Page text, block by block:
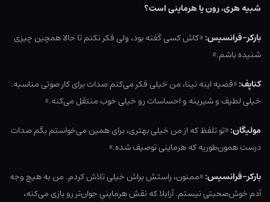
شبیه هری، رون یا هرماینی است؟
بارکر-فرانسیس:«کاش کسی گفته بود، ولی فکر نکنم تا حالا همچین چیزی
شنیده باشم.»
کناپف:«قضیه اینه نینا، من خیلی فکر می‌کنم صدات برای کار صوتی مناسبه.
خیلی لطیف و شیرینه و احساسات رو خیلی خوب منتقل می‌کنه.»
مولیگان:«تو تلفظ که از من خیلی بهتری، برای همین می‌خواستم بگم صدات
درست همون‌طوریه که هرماینی توصیف شده.»
بارکر-فرانسیس:«ممنون، راستش براش خیلی تلاش کردم. من به هیچ وجه
آدم خوش‌صحبتی نیستم. آرابلا که نقش هرماینیِ جوان‌تر رو بازی می‌کنه،